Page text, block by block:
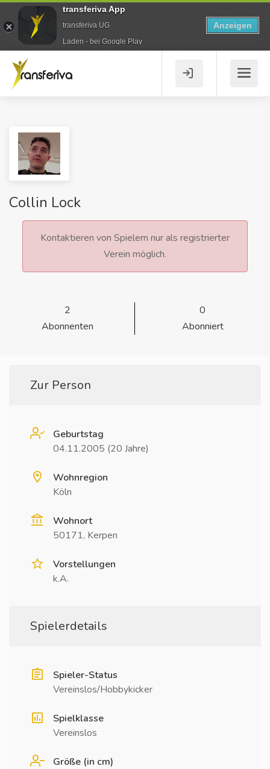
Collin Lock
Kontaktieren von Spielern nur als registrierter
Verein möglich.
2
Abonnenten
0
Abonniert
Zur Person
Geburtstag
04.11.2005 (20 Jahre)
Wohnregion
Köln
Wohnort
50171, Kerpen
Vorstellungen
k.A.
Spielerdetails
Spieler-Status
Vereinslos/Hobbykicker
Spielklasse
Vereinslos
Größe (in cm)
transferiva App
transferiva UG
Laden - bei Google Play
Anzeigen